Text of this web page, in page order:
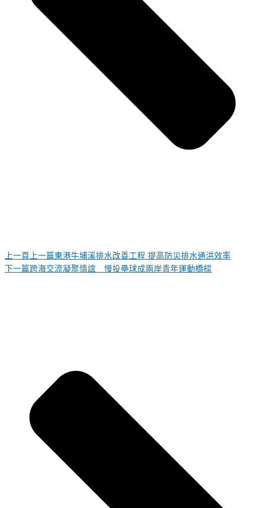
上一頁 上一篇東港牛埔溪排水改善工程 提高防災排水通洪效率
下一篇跨海交流凝聚情誼 慢投壘球成兩岸青年運動橋樑